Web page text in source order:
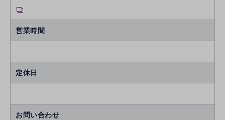
営業時間
定休日
お問い合わせ